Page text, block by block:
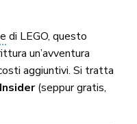
di LEGO, questo
un’avventura
aggiuntivi. Si tratta
(seppur gratis,